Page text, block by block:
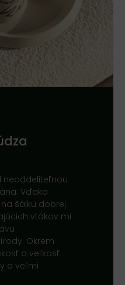
neoddeliteľnou
Vďaka
šálku dobrej
vtákov mi
Okrem
a veľkosť
a veľmi